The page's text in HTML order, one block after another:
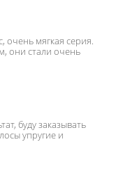
очень мягкая серия.
они стали очень
буду заказывать
упругие и